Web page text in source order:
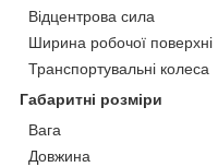
Відцентрова сила
Ширина робочої поверхні
Транспортувальні колеса
Габаритні розміри
Вага
Довжина